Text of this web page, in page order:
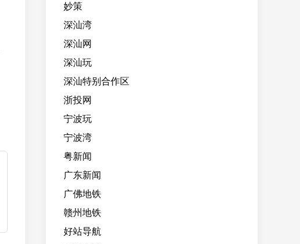
妙策
深汕湾
深汕网
深汕玩
深汕特别合作区
浙投网
宁波玩
宁波湾
粤新闻
广东新闻
广佛地铁
赣州地铁
好站导航